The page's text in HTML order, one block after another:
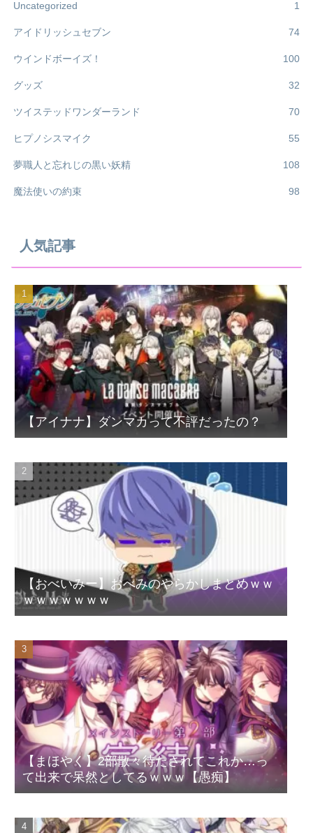
Uncategorized 1
アイドリッシュセブン 74
ウインドボーイズ！ 100
グッズ 32
ツイステッドワンダーランド 70
ヒプノシスマイク 55
夢職人と忘れじの黒い妖精 108
魔法使いの約束 98
人気記事
【アイナナ】ダンマカって不評だったの？
【おべいみー】おべみのやらかしまとめｗｗ
ｗｗｗｗｗｗｗ
【まほやく】2部散々待たされてこれか…っ
て出来で呆然としてるｗｗｗ【愚痴】